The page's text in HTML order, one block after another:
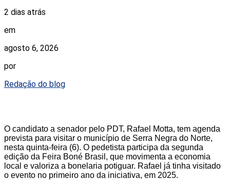
2 dias atrás
em
agosto 6, 2026
por
Redação do blog
O candidato a senador pelo PDT, Rafael Motta, tem agenda
prevista para visitar o município de Serra Negra do Norte,
nesta quinta-feira (6). O pedetista participa da segunda
edição da Feira Boné Brasil, que movimenta a economia
local e valoriza a bonelaria potiguar. Rafael já tinha visitado
o evento no primeiro ano da iniciativa, em 2025.